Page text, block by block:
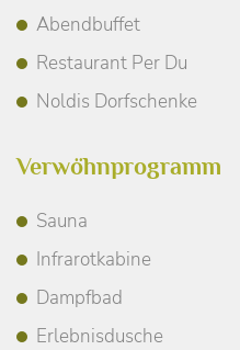
Abendbuffet
Restaurant Per Du
Noldis Dorfschenke
Verwöhnprogramm
Sauna
Infrarotkabine
Dampfbad
Erlebnisdusche